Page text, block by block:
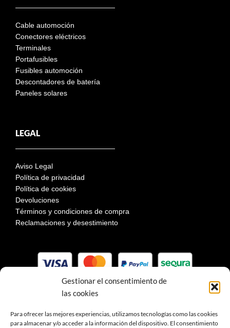
Gestionar el consentimiento de
las cookies
Para ofrecer las mejores experiencias, utilizamos tecnologías como las cookies
para almacenar y/o acceder a la información del dispositivo. El consentimiento
Cable automoción
Conectores eléctricos
Terminales
Portafusibles
Fusibles automoción
Descontadores de batería
Paneles solares
LEGAL
Aviso Legal
Política de privacidad
Política de cookies
Devoluciones
Términos y condiciones de compra
Reclamaciones y desestimiento